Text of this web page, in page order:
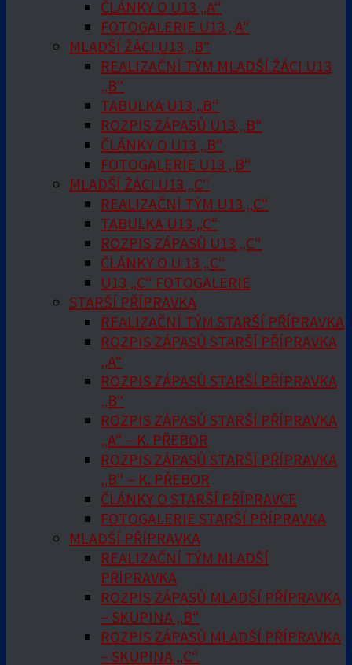
ČLÁNKY O U13 „A“
FOTOGALERIE U13 „A“
MLADŠÍ ŽÁCI U13 „B“
REALIZAČNÍ TÝM MLADŠÍ ŽÁCI U13
„B“
TABULKA U13 „B“
ROZPIS ZÁPASŮ U13 „B“
ČLÁNKY O U13 „B“
FOTOGALERIE U13 „B“
MLADŠÍ ŽÁCI U13 „C“
REALIZAČNÍ TÝM U13 „C“
TABULKA U13 „C“
ROZPIS ZÁPASŮ U13 „C“
ČLÁNKY O U 13 „C“
U13 „C“ FOTOGALERIE
STARŠÍ PŘÍPRAVKA
REALIZAČNÍ TÝM STARŠÍ PŘÍPRAVKA
ROZPIS ZÁPASŮ STARŠÍ PŘÍPRAVKA
„A“
ROZPIS ZÁPASŮ STARŠÍ PŘÍPRAVKA
„B“
ROZPIS ZÁPASŮ STARŠÍ PŘÍPRAVKA
„A“ – K. PŘEBOR
ROZPIS ZÁPASŮ STARŠÍ PŘÍPRAVKA
„B“ – K. PŘEBOR
ČLÁNKY O STARŠÍ PŘÍPRAVCE
FOTOGALERIE STARŠÍ PŘÍPRAVKA
MLADŠÍ PŘÍPRAVKA
REALIZAČNÍ TÝM MLADŠÍ
PŘÍPRAVKA
ROZPIS ZÁPASŮ MLADŠÍ PŘÍPRAVKA
– SKUPINA „B“
ROZPIS ZÁPASŮ MLADŠÍ PŘÍPRAVKA
– SKUPINA „C“